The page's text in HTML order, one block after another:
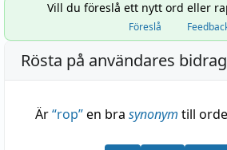
Vill du föreslå ett nytt ord eller
Föreslå
Rösta på användares bidrag
Är“rop”en bra synonym till